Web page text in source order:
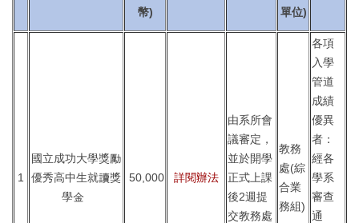
教學資源
我要捐款
幣)
單位)
1
國立成功大學獎勵
優秀高中生就讀獎
學金
50,000 詳閱辦法
由系所會
議審定，
並於開學
正式上課
後2週提
交教務處
教務
處(綜
合業
務組)
各項
入學
管道
成績
優異
者：
經各
學系
審查
通